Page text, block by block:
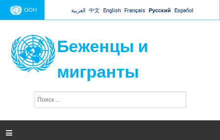
Jump to navigation
ООН العربية 中文 English Français Русский Español
Беженцы и
мигранты
и
